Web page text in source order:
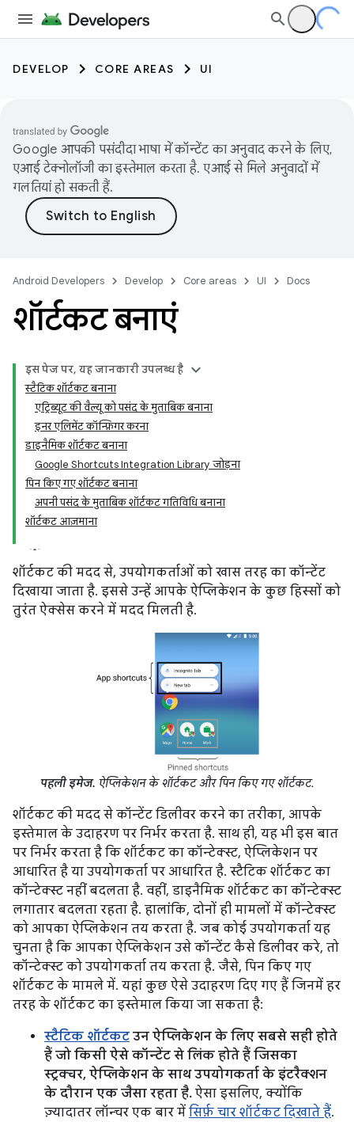
DEVELOP CORE AREAS UI
Google आपकी पसंदीदा भाषा में कॉन्टेंट का अनुवाद करने के लिए,
एआई टेक्नोलॉजी का इस्तेमाल करता है. एआई से मिले अनुवादों में
गलतियां हो सकती हैं.
Android Developers Develop Core areas UI Docs
शॉर्टकट बनाएं
इस पेज पर, यह जानकारी उपलब्ध है
स्टैटिक शॉर्टकट बनाना
एट्रिब्यूट की वैल्यू को पसंद के मुताबिक बनाना
इनर एलिमेंट कॉन्फ़िगर करना
डाइनैमिक शॉर्टकट बनाना
Google Shortcuts Integration Library जोड़ना
पिन किए गए शॉर्टकट बनाना
अपनी पसंद के मुताबिक शॉर्टकट गतिविधि बनाना
शॉर्टकट आज़माना
शॉर्टकट की मदद से, उपयोगकर्ताओं को खास तरह का कॉन्टेंट
दिखाया जाता है. इससे उन्हें आपके ऐप्लिकेशन के कुछ हिस्सों को
तुरंत ऐक्सेस करने में मदद मिलती है.
पहली इमेज. ऐप्लिकेशन के शॉर्टकट और पिन किए गए शॉर्टकट.
शॉर्टकट की मदद से कॉन्टेंट डिलीवर करने का तरीका, आपके
इस्तेमाल के उदाहरण पर निर्भर करता है. साथ ही, यह भी इस बात
पर निर्भर करता है कि शॉर्टकट का कॉन्टेक्स्ट, ऐप्लिकेशन पर
आधारित है या उपयोगकर्ता पर आधारित है. स्टैटिक शॉर्टकट का
कॉन्टेक्स्ट नहीं बदलता है. वहीं, डाइनैमिक शॉर्टकट का कॉन्टेक्स्ट
लगातार बदलता रहता है. हालांकि, दोनों ही मामलों में कॉन्टेक्स्ट
को आपका ऐप्लिकेशन तय करता है. जब कोई उपयोगकर्ता यह
चुनता है कि आपका ऐप्लिकेशन उसे कॉन्टेंट कैसे डिलीवर करे, तो
कॉन्टेक्स्ट को उपयोगकर्ता तय करता है. जैसे, पिन किए गए
शॉर्टकट के मामले में. यहां कुछ ऐसे उदाहरण दिए गए हैं जिनमें हर
तरह के शॉर्टकट का इस्तेमाल किया जा सकता है:
स्टैटिक शॉर्टकट उन ऐप्लिकेशन के लिए सबसे सही होते
हैं जो किसी ऐसे कॉन्टेंट से लिंक होते हैं जिसका
स्ट्रक्चर, ऐप्लिकेशन के साथ उपयोगकर्ता के इंटरैक्शन
के दौरान एक जैसा रहता है. ऐसा इसलिए, क्योंकि
ज़्यादातर लॉन्चर एक बार में सिर्फ़ चार शॉर्टकट दिखाते हैं.